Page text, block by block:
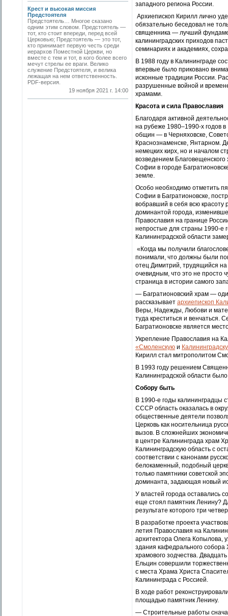
Крест и высокая миссия
Предстоятеля
Предстоятель… Многое сказано
одним этим словом. Предстоятель —
тот, кто стоит впереди, перед всей
Церковью; Предстоятель — это тот,
кто принимает первую честь среди
иерархов Поместной Церкви, но
вместе с тем и тот, в кого более всего
мечут стрелы ее враги. Велико
служение Предстоятеля, и велика
лежащая на нем ответственность.
PDF-версия.
19 ноября 2021 г. 14:00
западного региона России.
Архиепископ Кирилл лично
обязательно беседовал не
священника — лучший
калининградских приходов
семинариях и академиях,
В 1988 году в Калининграде
впервые было приковано
исконные традиции России.
разрушенные войной и
храмами.
Красота и сила Православия
Благодаря активной
на рубеже 1980–1990-х годов
общин — в Черняховске,
Краснознаменске, Янтарном.
немецких кирх, но и началом
возведением
Софии в городе
земле.
Особо необходимо отметить
Софии в Багратионовске,
вобравший в себя всю красоту
доминантой города,
Православия на границе
непростые для страны 1990-е
Калининградской области
«Когда мы получили
понимали, что должны были
отец Димитрий, трудящийся на
очевидным, что это не просто
страница в истории самого
— Багратионовский храм —
рассказывает архиепископ
Веры, Надежды, Любови и
туда креститься и венчаться.
Багратионовске является
Укрепление Православия на
«Смоленскую и
Кирилл стал митрополитом
В 1993 году решением
Калининградской области
Собору быть
В 1990-е годы калининградцы
СССР область оказалась в
общественные деятели
Церковь как носительница
вызов. В сложнейших
в центре Калининграда храм
Калининградскую область с
соответствии с канонами
белокаменный, подобный
только памятники советской
доминанта, задающая новый
У властей города оставались
еще стоял памятник Ленину?
результате которого три
В разработке проекта
летия Православия на
архитектора Олега Копылова,
здания кафедрального
храмового зодчества.
Ельцин совершили
с места Храма Христа
Калининграда с Россией.
В ходе работ
площадью памятник Ленину.
— Строительные работы